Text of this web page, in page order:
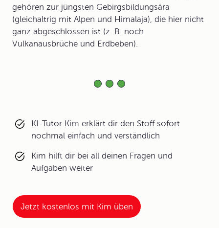
gehören zur jüngsten Gebirgsbildungsära
(gleichaltrig mit Alpen und Himalaja), die hier nicht
ganz abgeschlossen ist (z. B. noch
Vulkanausbrüche und Erdbeben).
KI-Tutor Kim erklärt dir den Stoff sofort
nochmal einfach und verständlich
Kim hilft dir bei all deinen Fragen und
Aufgaben weiter
Jetzt kostenlos mit Kim üben